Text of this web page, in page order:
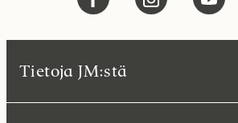
Tietoja JM:stä